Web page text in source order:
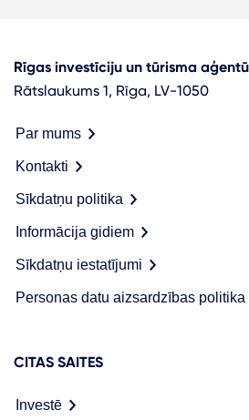
Rīgas investīciju un tūrisma
Rātslaukums 1, Rīga, LV-1050
Par mums
Kontakti
Sīkdatņu politika
Informācija gidiem
Sīkdatņu iestatījumi
Personas datu aizsardzības politika
CITAS SAITES
Investē